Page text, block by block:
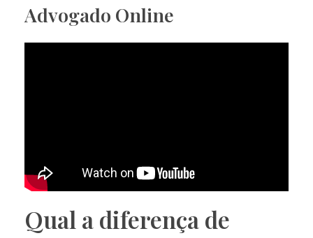
Advogado Online
Qual a diferença de